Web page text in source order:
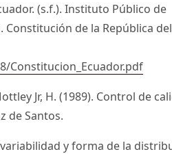
(s.f.). Instituto Público de
de la República
Constitucion_Ecuador.pdf
Jr, H. (1989). Control de
de Santos.
variabilidad y forma de la